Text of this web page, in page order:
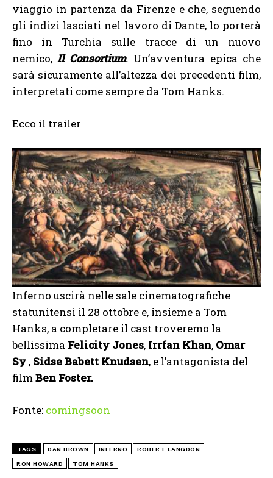
viaggio in partenza da Firenze e che, seguendo
gli indizi lasciati nel lavoro di Dante, lo porterà
fino in Turchia sulle tracce di un nuovo
nemico,Il Consortium. Un’avventura epica che
sarà sicuramente all’altezza dei precedenti film,
interpretati come sempre da Tom Hanks.
Ecco il trailer
Inferno uscirà nelle sale cinematografiche
statunitensi il 28 ottobre e, insieme a Tom
Hanks, a completare il cast troveremo la
bellissima Felicity Jones, Irrfan Khan, Omar
Sy , Sidse Babett Knudsen, e l’antagonista del
filmBen Foster.
Fonte: comingsoon
TAGS DAN BROWN INFERNO ROBERT LANGDON
RON HOWARD TOM HANKS